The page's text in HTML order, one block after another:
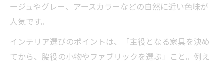
ージュやグレー、アースカラーなどの自然に近い色味が
人気です。
インテリア選びのポイントは、「主役となる家具を決め
てから、脇役の小物やファブリックを選ぶ」こと。例え